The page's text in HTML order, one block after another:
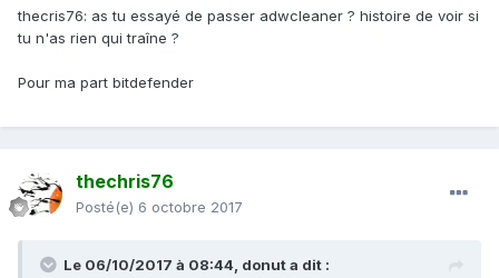
thecris76: as tu essayé de passer adwcleaner ? histoire de voir si
tu n'as rien qui traîne ?
Pour ma part bitdefender
thechris76
Posté(e) 6 octobre 2017
Le 06/10/2017 à 08:44, donuta dit :